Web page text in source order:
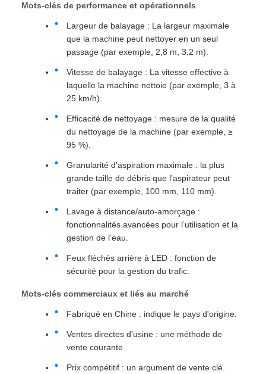
Mots-clés de performance et opérationnels
Largeur de balayage : La largeur maximale
que la machine peut nettoyer en un seul
passage (par exemple, 2,8 m, 3,2 m).
Vitesse de balayage : La vitesse effective à
laquelle la machine nettoie (par exemple, 3 à
25 km/h).
Efficacité de nettoyage : mesure de la qualité
du nettoyage de la machine (par exemple, ≥
95 %).
Granularité d'aspiration maximale : la plus
grande taille de débris que l'aspirateur peut
traiter (par exemple, 100 mm, 110 mm).
Lavage à distance/auto-amorçage :
fonctionnalités avancées pour l’utilisation et la
gestion de l’eau.
Feux fléchés arrière à LED : fonction de
sécurité pour la gestion du trafic.
Mots-clés commerciaux et liés au marché
Fabriqué en Chine : indique le pays d'origine.
Ventes directes d'usine : une méthode de
vente courante.
Prix ​​​​compétitif : un argument de vente clé.